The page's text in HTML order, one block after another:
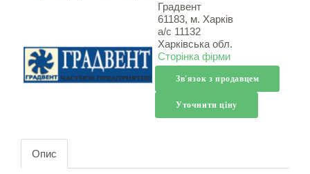
Градвент
61183, м. Харків
а/с 11132
Харківська обл.
Сторінка фірми
Зв'язок з продавцем
Уточнити ціну
Опис